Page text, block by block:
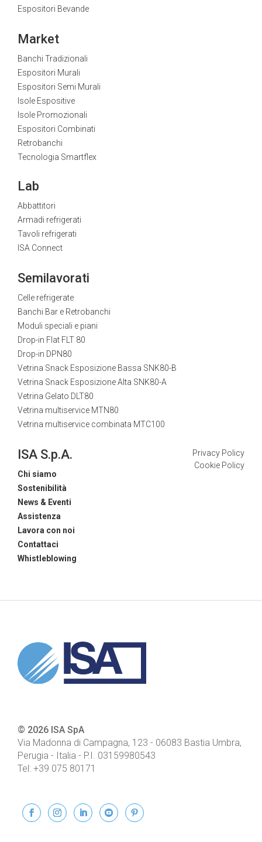
Espositori Bevande
Market
Banchi Tradizionali
Espositori Murali
Espositori Semi Murali
Isole Espositive
Isole Promozionali
Espositori Combinati
Retrobanchi
Tecnologia Smartflex
Lab
Abbattitori
Armadi refrigerati
Tavoli refrigerati
ISA Connect
Semilavorati
Celle refrigerate
Banchi Bar e Retrobanchi
Moduli speciali e piani
Drop-in Flat FLT 80
Drop-in DPN80
Vetrina Snack Esposizione Bassa SNK80-B
Vetrina Snack Esposizione Alta SNK80-A
Vetrina Gelato DLT80
Vetrina multiservice MTN80
Vetrina multiservice combinata MTC100
ISA S.p.A.
Chi siamo
Sostenibilità
News & Eventi
Assistenza
Lavora con noi
Contattaci
Whistleblowing
Privacy Policy
Cookie Policy
© 2026 ISA SpA
Via Madonna di Campagna, 123 - 06083 Bastia Umbra,
Perugia - Italia - P.I. 03159980543
Tel: +39 075 80171